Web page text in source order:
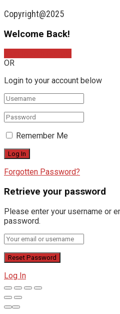
Copyright@2025
Welcome Back!
OR
Login to your account below
Remember Me
Forgotten Password?
Retrieve your password
Please enter your username or
password.
Log In